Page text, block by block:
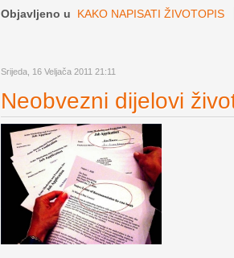
Objavljeno u KAKO NAPISATI ŽIVOTOPIS
Srijeda, 16 Veljača 2011 21:11
Neobvezni dijelovi